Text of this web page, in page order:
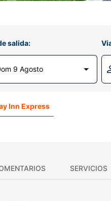
salida:
9 Agosto
Inn Express
SERVICIOS